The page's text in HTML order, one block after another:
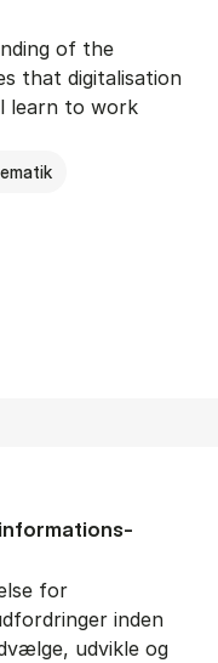
of the
that digitalisation
learn to work
Ad­min­is­tra­tion
informations­
for
inden
udvikle og